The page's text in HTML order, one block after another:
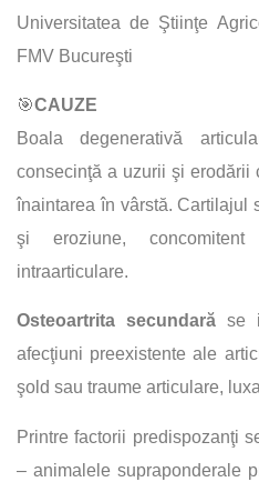
Universitatea de Ştiinţe
FMV Bucureşti
🎯CAUZE
Boala degenerativă
consecinţă a uzurii şi erodării
înaintarea în vârstă. Cartilajul
şi eroziune,
intraarticulare.
Osteoartrita secundară se
afecţiuni preexistente ale
şold sau traume articulare,
Printre factorii predispozanţi
– animalele supraponderale